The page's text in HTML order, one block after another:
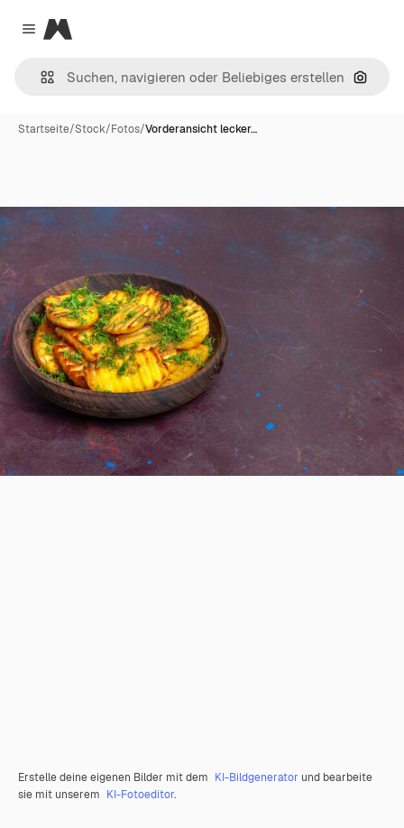
Close menu
Magnific
Nach
Startseite/Stock/Fotos/Vorderansicht lecker…
Erstelle deine eigenen Bilder mit dem KI-Bildgenerator und bearbeite
sie mit unserem KI-Fotoeditor.